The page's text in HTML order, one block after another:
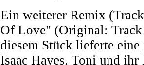
Ein weiterer Remix
Of Love" (Original:
diesem Stück lieferte
Isaac Hayes. Toni und